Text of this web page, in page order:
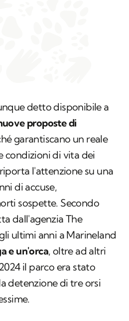
detto disponibile a
proposte di
garantiscano un reale
condizioni di vita dei
l'attenzione su una
di accuse,
sospette. Secondo
dall'agenzia The
ultimi anni a Marineland
e un'orca, oltre ad altri
il parco era stato
detenzione di tre orsi